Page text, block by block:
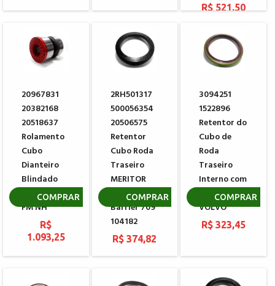
R$ 521,50
20967831
20382168
20518637
Rolamento
Cubo
Dianteiro
Blindado
VOLVO FH
FM NH
R$
1.093,25
COMPRAR
2RH501317
500056354
20506575
Retentor
Cubo Roda
Traseiro
MERITOR
PREMIUM e-
Barrier 709
104182
R$ 374,82
COMPRAR
3094251
1522896
Retentor do
Cubo de
Roda
Traseiro
Interno com
Redução
VOLVO
R$ 323,45
COMPRAR